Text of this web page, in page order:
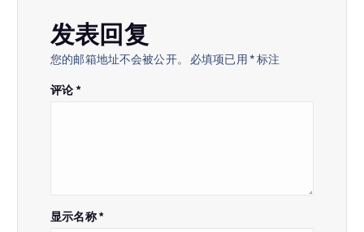
发表回复
您的邮箱地址不会被公开。 必填项已用 *标注
评论 *
显示名称*